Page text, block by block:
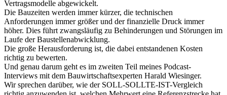
Vertragsmodelle abgewickelt.
Die Bauzeiten werden immer kürzer, die technischen
Anforderungen immer größer und der finanzielle Druck immer
höher. Dies führt zwangsläufig zu Behinderungen und Störungen im
Laufe der Baustellenabwicklung.
Die große Herausforderung ist, die dabei entstandenen Kosten
richtig zu bewerten.
Und genau darum geht es im zweiten Teil meines Podcast-
Interviews mit dem Bauwirtschaftsexperten Harald Wiesinger.
Wir sprechen darüber, wie der SOLL-SOLLTE-IST-Vergleich